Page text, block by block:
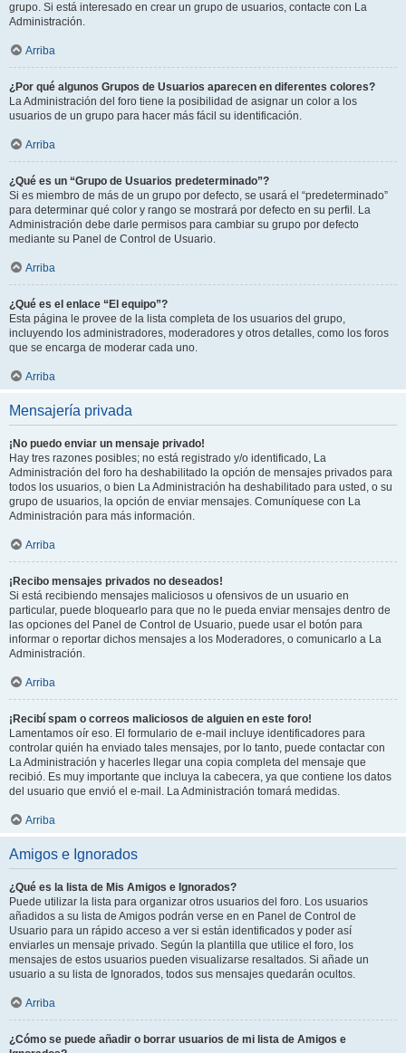
grupo. Si está interesado en crear un grupo de usuarios, contacte con La
Administración.
Arriba
¿Por qué algunos Grupos de Usuarios aparecen en diferentes colores?
La Administración del foro tiene la posibilidad de asignar un color a los
usuarios de un grupo para hacer más fácil su identificación.
Arriba
¿Qué es un “Grupo de Usuarios predeterminado”?
Si es miembro de más de un grupo por defecto, se usará el “predeterminado”
para determinar qué color y rango se mostrará por defecto en su perfil. La
Administración debe darle permisos para cambiar su grupo por defecto
mediante su Panel de Control de Usuario.
Arriba
¿Qué es el enlace “El equipo”?
Esta página le provee de la lista completa de los usuarios del grupo,
incluyendo los administradores, moderadores y otros detalles, como los foros
que se encarga de moderar cada uno.
Arriba
Mensajería privada
¡No puedo enviar un mensaje privado!
Hay tres razones posibles; no está registrado y/o identificado, La
Administración del foro ha deshabilitado la opción de mensajes privados para
todos los usuarios, o bien La Administración ha deshabilitado para usted, o su
grupo de usuarios, la opción de enviar mensajes. Comuníquese con La
Administración para más información.
Arriba
¡Recibo mensajes privados no deseados!
Si está recibiendo mensajes maliciosos u ofensivos de un usuario en
particular, puede bloquearlo para que no le pueda enviar mensajes dentro de
las opciones del Panel de Control de Usuario, puede usar el botón para
informar o reportar dichos mensajes a los Moderadores, o comunicarlo a La
Administración.
Arriba
¡Recibí spam o correos maliciosos de alguien en este foro!
Lamentamos oír eso. El formulario de e-mail incluye identificadores para
controlar quién ha enviado tales mensajes, por lo tanto, puede contactar con
La Administración y hacerles llegar una copia completa del mensaje que
recibió. Es muy importante que incluya la cabecera, ya que contiene los datos
del usuario que envió el e-mail. La Administración tomará medidas.
Arriba
Amigos e Ignorados
¿Qué es la lista de Mis Amigos e Ignorados?
Puede utilizar la lista para organizar otros usuarios del foro. Los usuarios
añadidos a su lista de Amigos podrán verse en en Panel de Control de
Usuario para un rápido acceso a ver si están identificados y poder así
enviarles un mensaje privado. Según la plantilla que utilice el foro, los
mensajes de estos usuarios pueden visualizarse resaltados. Si añade un
usuario a su lista de Ignorados, todos sus mensajes quedarán ocultos.
Arriba
¿Cómo se puede añadir o borrar usuarios de mi lista de Amigos e